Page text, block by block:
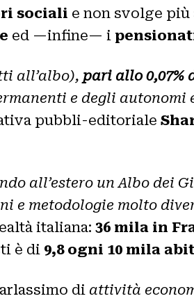
sociali e non svolge
ed —infine— i
all’albo), pari allo 0,07%
e degli autonomi
pubbli-editoriale
all’estero un Albo dei
e metodologie molto
italiana: 36 mila in
è di 9,8 ogni 10 mila
di attività